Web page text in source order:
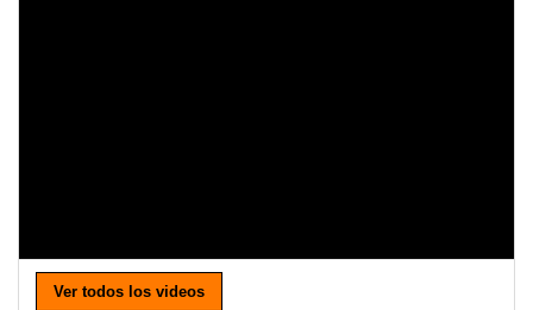
Ver todos los videos